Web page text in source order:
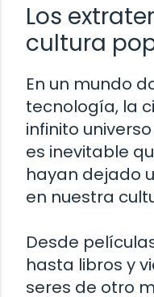
Los
cultura
En un mundo
tecnología, la
infinito
es inevitable
hayan dejado
en nuestra
Desde
hasta libros y
seres de otro